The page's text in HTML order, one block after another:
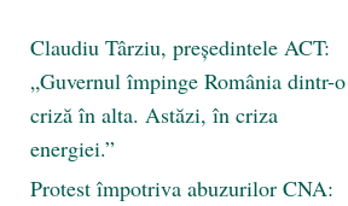
Claudiu Târziu, președintele ACT:
„Guvernul împinge România dintr-o
criză în alta. Astăzi, în criza
energiei.”
Protest împotriva abuzurilor CNA: